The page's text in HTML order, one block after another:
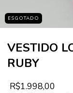
ESGOTADO
VESTIDO
RUBY
R$1.998,00